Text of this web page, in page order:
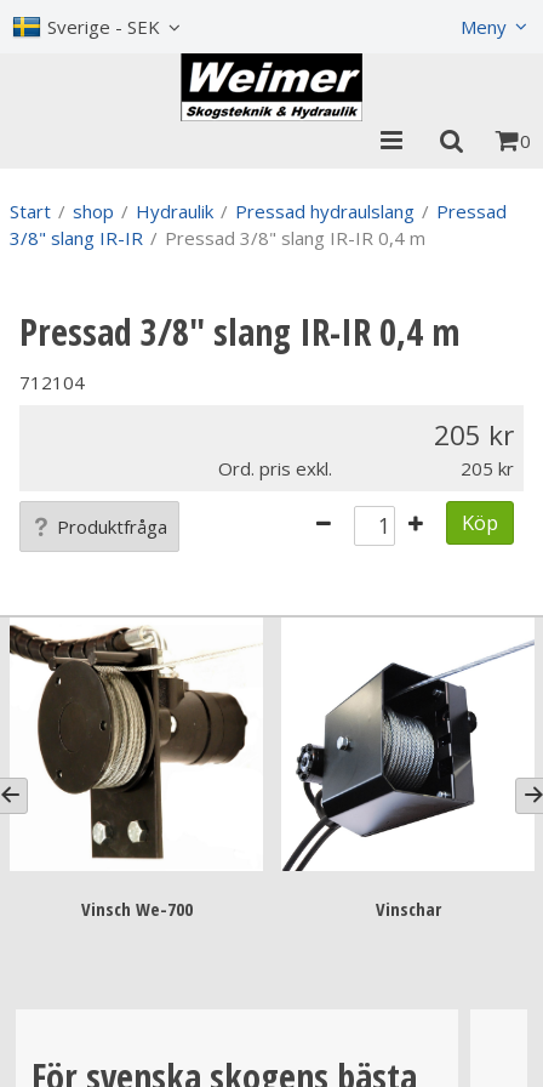
Sverige - SEK Meny
0
Start / shop / Hydraulik / Pressad hydraulslang / Pressad
3/8" slang IR-IR / Pressad 3/8" slang IR-IR 0,4 m
Pressad 3/8" slang IR-IR 0,4 m
712104
205
Ord. pris exkl. 205
Produktfråga Köp
Vinsch We-700 Vinschar
För svenska skogens bästa